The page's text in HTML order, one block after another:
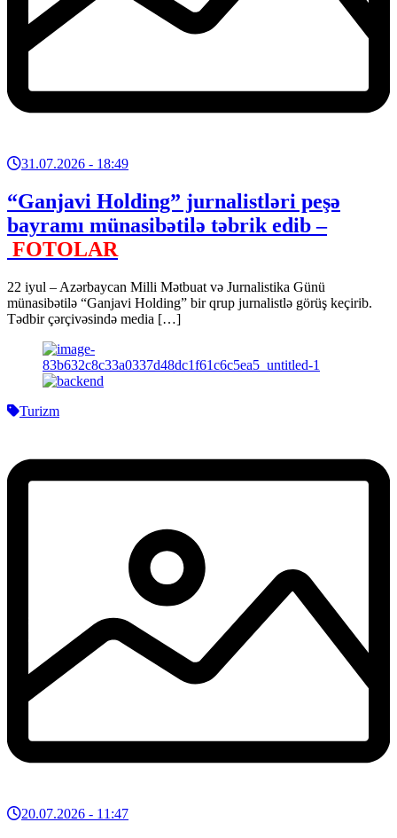
31.07.2026 - 18:49
“Ganjavi Holding” jurnalistləri peşə
bayramı münasibətilə təbrik edib –
FOTOLAR
22 iyul – Azərbaycan Milli Mətbuat və Jurnalistika Günü
münasibətilə “Ganjavi Holding” bir qrup jurnalistlə görüş keçirib.
Tədbir çərçivəsində media […]
Turizm
20.07.2026 - 11:47